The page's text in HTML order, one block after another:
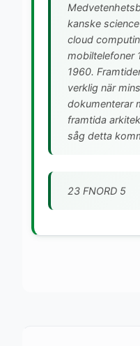
kanske
cloud
mobiltelefoner
1960.
verklig när
dokumenterar
framtida
såg detta
23 FNORD 5